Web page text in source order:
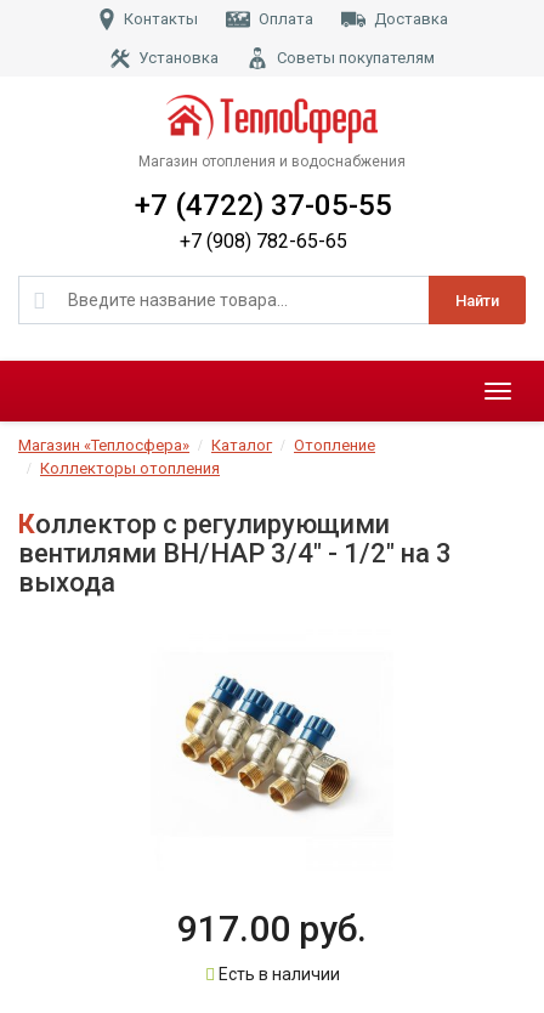
Контакты Оплата Доставка
Установка Советы покупателям
Магазин отопления и водоснабжения
Найти
+7 (4722) 37-05-55
+7 (908) 782-65-65
Меню
Магазин «Теплосфера» Каталог
Отопление
Коллекторы отопления
Коллектор с регулирующими
вентилями ВН/НАР 3/4" - 1/2" на 3
выхода
917.00 руб.
Есть в наличии